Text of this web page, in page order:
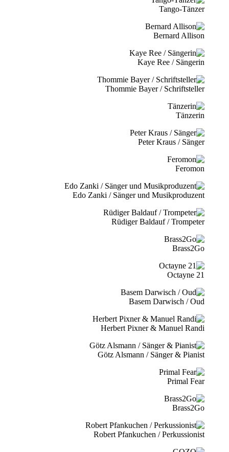
Tango-Tänzer
Bernard Allison
Kaye Ree / Sängerin
Thommie Bayer / Schriftsteller
Tänzerin
Peter Kraus / Sänger
Feromon
Edo Zanki / Sänger und Musikproduzent
Rüdiger Baldauf / Trompeter
Brass2Go
21 Octayne
Basem Darwisch / Oud
Herbert Pixner & Manuel Randi
Götz Alsmann / Sänger & Pianist
Primal Fear
Brass2Go
Robert Pfankuchen / Perkussionist